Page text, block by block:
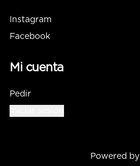
Instagram
Facebook
Mi cuenta
Pedir
Powered by